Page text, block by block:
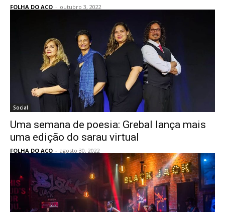
FOLHA DO ACO - outubro 3, 2022
Social
Uma semana de poesia: Grebal lança mais
uma edição do sarau virtual
FOLHA DO ACO - agosto 30, 2022